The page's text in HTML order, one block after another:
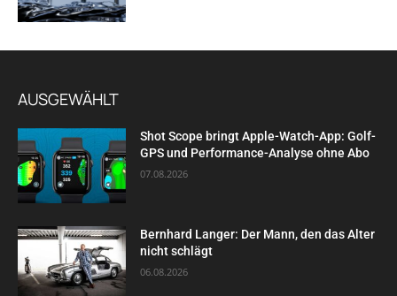
AUSGEWÄHLT
Shot Scope bringt Apple-Watch-App: Golf-
GPS und Performance-Analyse ohne Abo
07.08.2026
Bernhard Langer: Der Mann, den das Alter
nicht schlägt
06.08.2026